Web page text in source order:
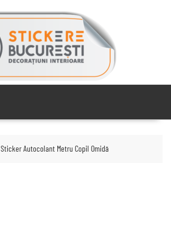
Sticker Autocolant Metru Copil Omidă